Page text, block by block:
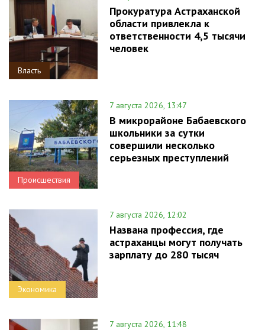
Власть
Прокуратура Астраханской
области привлекла к
ответственности 4,5 тысячи
человек
Происшествия
7 августа 2026, 13:47
В микрорайоне Бабаевского
школьники за сутки
совершили несколько
серьезных преступлений
Экономика
7 августа 2026, 12:02
Названа профессия, где
астраханцы могут получать
зарплату до 280 тысяч
7 августа 2026, 11:48